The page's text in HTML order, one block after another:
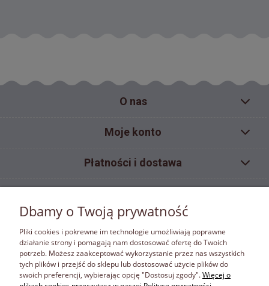
O nas
Moje konto
Płatności i dostawa
Informacje
ZAKAZ KOPIOWANIA
Materiały umieszczone w sklepie internetowym bonafora.pl objęte są ochroną wynikającą z
ustawy z dnia 4 lutego 1994 r. o prawie autorskim i prawach pokrewnych. Właścicielem
Dbamy o Twoją prywatność
Pliki cookies i pokrewne im technologie umożliwiają poprawne
działanie strony i pomagają nam dostosować ofertę do Twoich
potrzeb. Możesz zaakceptować wykorzystanie przez nas wszystkich
tych plików i przejść do sklepu lub dostosować użycie plików do
swoich preferencji, wybierając opcję "Dostosuj zgody".Więcej o